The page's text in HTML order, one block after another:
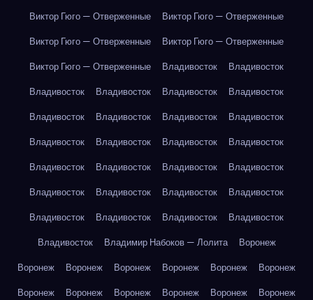
Виктор Гюго — Отверженные
Виктор Гюго — Отверженные
Виктор Гюго — Отверженные
Виктор Гюго — Отверженные
Виктор Гюго — Отверженные
Владивосток
Владивосток
Владивосток
Владивосток Владивосток
Владивосток
Владивосток
Владивосток Владивосток
Владивосток
Владивосток
Владивосток Владивосток
Владивосток
Владивосток
Владивосток Владивосток
Владивосток
Владивосток
Владивосток Владивосток
Владивосток
Владивосток
Владивосток Владивосток
Владивосток
Владивосток
Владимир Набоков — Лолита
Воронеж
Воронеж
Воронеж Воронеж Воронеж Воронеж
Воронеж
Воронеж
Воронеж Воронеж Воронеж Воронеж
Воронеж